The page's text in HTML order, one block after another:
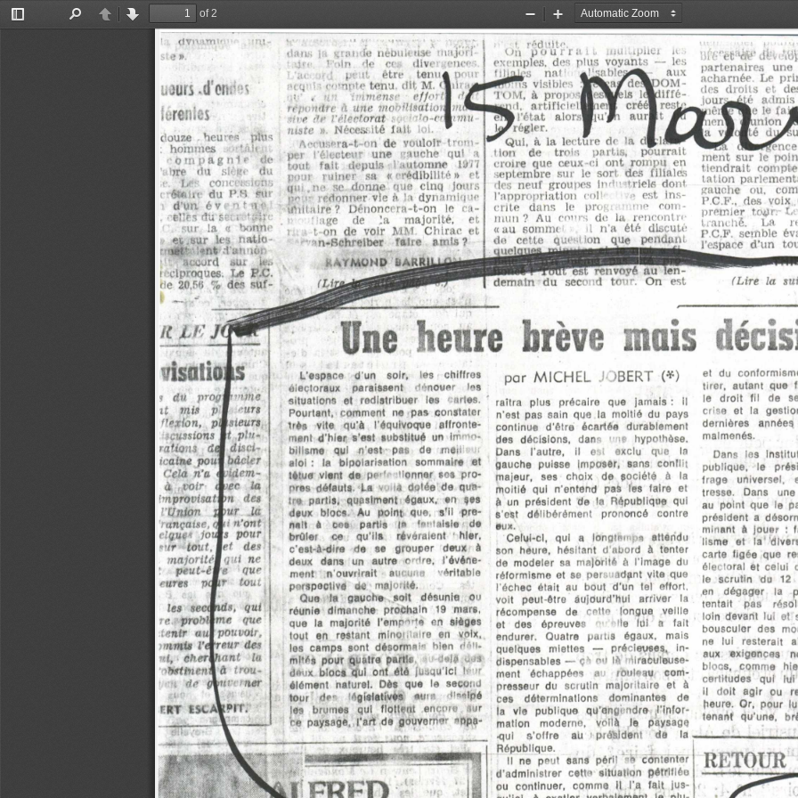
Toggle
PreviousNext
of 2
Zoom
Out
Zoom
In
FRED
uaurj -d'oni'-H
ié iw ie s
douze   heu if R   pftls
:  hommes     -•áli
- ó tn p a g n 1 p   de
hre   rtu   stègf   du
,c.   Les   concéesiofis
rïètJBin·  du  P.8  Fth'
d’un  é v e n t -t ·
.  ’elles du seu
sur  la  <s   bonne
et. sur  les  natío -
'met'  ■ !*nt  Tanuon
ïi™aocurd   su
t
    k »
i  clproques.  Le  P.C.
de  20,56  %  des  süf-
dans  in  grande  nébuleuse  rimjbfî
pi-!   ’  iln  de  ce   divei.ftic«'
j.-     être   tenue pc  u
i
  mpte tenu  dit M. <1  ·
e ffo rfw
  y
n ;ii ntti
  il
une
  mo'ihlsaiioiMmf
Uve  Hr l'électorat     itn-mwimu
nitte
  ».  Nécesf.ité  lait  loi.
9
A ce nsera-t-on  de  vouloir  trem­
per   l'électeur  une     niche  qui   a
tout   fait   depuis   i automne   1977
pour   ruiner   sa   «crédibilité»   rt
qui,ne  se  donne  que  cinq  Jours
peu·  redonner vie h
  ! «  dynamique
uliitalre?  Dénoncera-t-on   le  ca-
‘ iiige    de    la    majorité,    et
i    ■  t  on  de  voir  MM   Chirac  et
* an-Schreiber   faire   amis?
xi’MOND   b A RR
(lit
i,  réduite.
On pourrait
   inu-upliei   u
exemples,  des  plus  voyants  —  les
lijjik-s    nar    AiJaablead^-    aux
~”^ s   visibles  j{^ k a ^ d e * p O M -
TOM,  à  prop'i.-iA  AAds  lAdiffé-
ind.   artiflcii’lllueim  créélresj,
<>T% l’état   alorsjiuJh   aurpt
l^rrégler.
Qui,  à  la  lecture  ch   la  d k il
tion    de    trois    partis,    pourrait
croire  que  ceux-ci  ont  rompu  en
septembre  sur  le  sort  des  filiales
des  neuf  groupes  ind   ’triels  dont
l’appropriation  col!-
e  est  ins­
crite   dans   le   prog:    ·  me   com­
mun ?  Au  cours  de  la  rencontre
«au  somnu
il  ri’a  été  discuté
de   cette   que dion   que   pendant
quel«
"est  renvoyé  au  len-
demntn  du  second  tour.  On  est
ntê'W èP cifev
partenaires  une
acharnée.  Le
des  droits  et
jours^té  admis
iièim o^e  le  fa
n on »  «union
la vg mê
(h ^ u
d »^ ?en
ment  sur  le
tiendrait
tation
gauche   ou,
PC.F.,  des  voix
premier  toprr te
tranché.    La
P.C.F.  semble
l’espace  d’un
(Lire  la
tt  i i :  j
isatisIIS
j du  proy I
PIC
it  mis  p 1
UT s
flexion,
   pi
Msteurs
;eussions I l plu-
rations  de1 disci-
icaine  poui1 bâcler
Cela  n’a JI iir’.’l-
à  pofr  dLee la
improvisât pn des
i Union dImr  la
rançaise, d |. n'ont
elques  fouj|s pour
•■•ir  tout.l lef   des
rnajoritéi | qui  ne
veut-êËe   Qur
rares  r>&ir tout
le3
   sec«!
As,  qui
••e prowline  que
■,enir «¡il]gouvoir.
mmis ¡'(ireur des
ni,
cherlh.ant  la
bstinen\ à  trou-
(ffi  A uvetner
T R T ESCAibpir.
Une  heure  brève mois
L’espace  d'un  soir,  les  chiffres
électoraux  paraissent  dénouer  les
situations  et  redistribuer  les   artes.
Pourtant,  comment  ne  pas  constater
très  vite  qu’à  l’équivoque  affronte­
ment  d'hier  s'est  substitué  un  irè·
bilisme  qui  c'est  pas  de  rneii
aloi :  la  bipolarisation  sommaire  et
têtue  vient  de  pe·1   donner  ses  pro­
pres  défauts  La  v , ia  dotée  de  qua­
tre  partis,  quasiment  égaux,  en  ses
deux  blocs.  Au  point  que.  s'il  pre­
nait  t  oet  partis  I#  'nmalsle  de
brûler   ce   qu'ils  révéraient   hier,
c'est-à-dire  de  se  grouper  deux  à
deux  dans  un  autre  ordre,  l'événe­
ment  n'ouvrirait  am  !    "éritabla
perspective  de  mejoiité.
Que  la  gauche  soit  désunie  ou
réunie  dimanche  prochain  19  mars,
que  la  majorité  l'emporte  en  sièges
tout  en  restant  minci
-Ire en  voix,
les  camps  sont  désormal·1  bien  déli­
mités  pour  quatre  partis     tel#  eus
deux  blocs  qui  ont  été  jusqu'ici !   *r
élément  naturel.  Dès  que  le  seeoi.d
tour  d<”   légistatives  nom   hoalpé
les  brumes  qui  flottent
encore uur
ce  paysage,  l'art  de  gouverner  »npa-
par  M IC H EL  JOBERT  (*)
raîtra  plus  précaire  que  jamais :  Il
n'est  pas  sain  que  la  moitié  du  pays
continue  d'être  écartée  durablement
des  décisions,  danc   ie  hypothèse.
Dans  l'autre,  Il  est  exclu  que  la
gauche  puisse  imposer,  sans  conflit
majeur,  ses  choix  de  société  à  la
moitié  qui  n'entend  pas  les  faire  et
à  un  président  de  la  République  qui
s'est  délibérément  prononcé  contre
eux.
Celui-ci,  qui  a  longtemps  attendu
son  heure,  hésitant  d’abord  à  tenter
de  modeler  sa  majbritê  à  l'image  du
réformisme  et  se  per . ¡acfpnt  vite  que
l'échec  était  au  bout  d'un  tel  effort,
voit  peut-être  aujourd’hui  arriver  la
récompense  de  cotte  longue  veille
et  des  épreuves
lie  loi  a  tait
endurer.  Quatre  partis  égaux,  mais
quelques  miettes  —   précieuses,  in­
dispensables —  ç’' oit  lé  miraculeuse­
ment  échappées
au
fouleati  com­
presseur  du  scrutin  majoritaire  et  à
ces  déterminations  dominantes  de
la  vie  publique  qu’engl ndre  .l’Infor­
mation  moderne,  voilà  le  paysage
•qui  s’otfre  au  président  de  la
République.
Il  ne  peut  sans  péril  ê  contenter
d’administrer  cette  situation  pétrifiée
ou  continuer,  comme  11  l’a  tait  jus­
et  du
tirer,  autant  que
le  droit  fil  de
crise  et  la
dernières
malmenés.
Dans  les
publique,  le
frage  universel,
tresse.  Dans
au  point  que  le
président  a
minant  à  louer  :
lisme  et  la
carte  figée  que
élecioral  et  celui
le  scrutin  du  12
en  dégager  la
tentait  pas
loin  devant  lui  et
bousculer  des
ne  lui  resterait
aux  exigences
blocs,  comme
certitudes  qui
il  doit  agir  ou
heure.  Or,  pour
tenant  qu’une,
RETOUR